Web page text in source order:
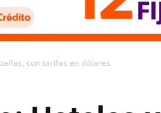
con tarifas en dólares